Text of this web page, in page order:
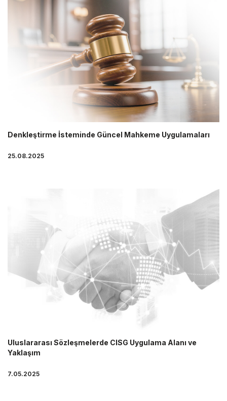
Denkleştirme İsteminde Güncel Mahkeme Uygulamaları
25.08.2025
Uluslararası Sözleşmelerde CISG Uygulama Alanı ve
Yaklaşım
7.05.2025